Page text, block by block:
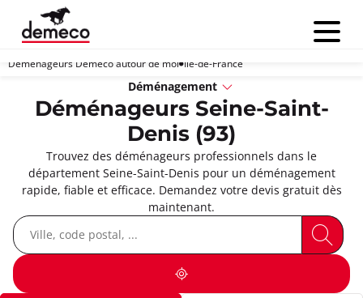
Menu
Déménageurs Demeco autour de moi Île-de-France
Déménagement
Déménageurs Seine-Saint-
Denis (93)
Trouvez des déménageurs professionnels dans le
département Seine-Saint-Denis pour un déménagement
rapide, fiable et efficace. Demandez votre devis gratuit dès
maintenant.